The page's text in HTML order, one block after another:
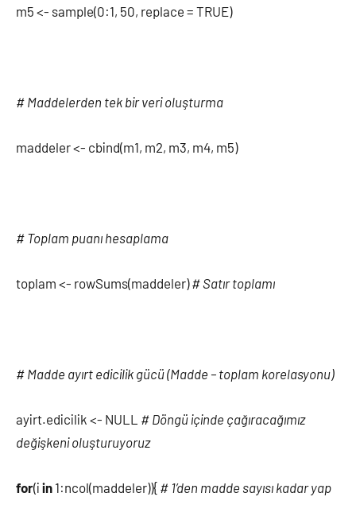
m5 <- sample(0:1, 50, replace = TRUE)
# Maddelerden tek bir veri oluşturma
maddeler <- cbind(m1, m2, m3, m4, m5)
# Toplam puanı hesaplama
toplam <- rowSums(maddeler)# Satır toplamı
# Madde ayırt edicilik gücü (Madde – toplam korelasyonu)
ayirt.edicilik <- NULL # Döngü içinde çağıracağımız
değişkeni oluşturuyoruz
for(i in 1:ncol(maddeler)){ # 1’den madde sayısı kadar yap